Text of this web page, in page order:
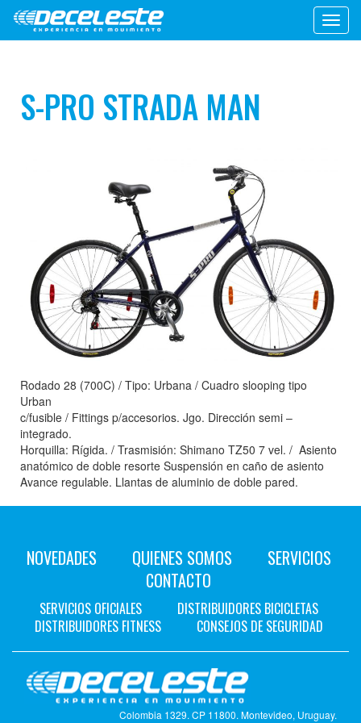
S-PRO STRADA MAN
Rodado 28 (700C) / Tipo: Urbana / Cuadro slooping tipo
Urban
c/fusible / Fittings p/accesorios. Jgo. Dirección semi –
integrado.
Horquilla: Rígida. / Trasmisión: Shimano TZ50 7 vel. / Asiento
anatómico de doble resorte Suspensión en caño de asiento
Avance regulable. Llantas de aluminio de doble pared.
NOVEDADES QUIENES SOMOS
SERVICIOS
CONTACTO
SERVICIOS OFICIALES
DISTRIBUIDORES BICICLETAS
DISTRIBUIDORES FITNESS
CONSEJOS DE SEGURIDAD
Colombia 1329. CP 11800. Montevideo, Uruguay.